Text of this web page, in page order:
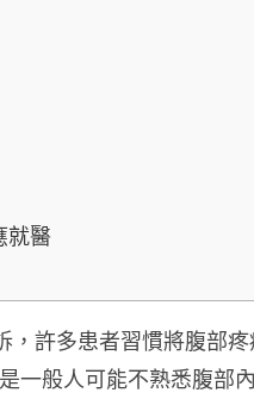
就醫
許多患者習慣將腹部
一般人可能不熟悉腹部